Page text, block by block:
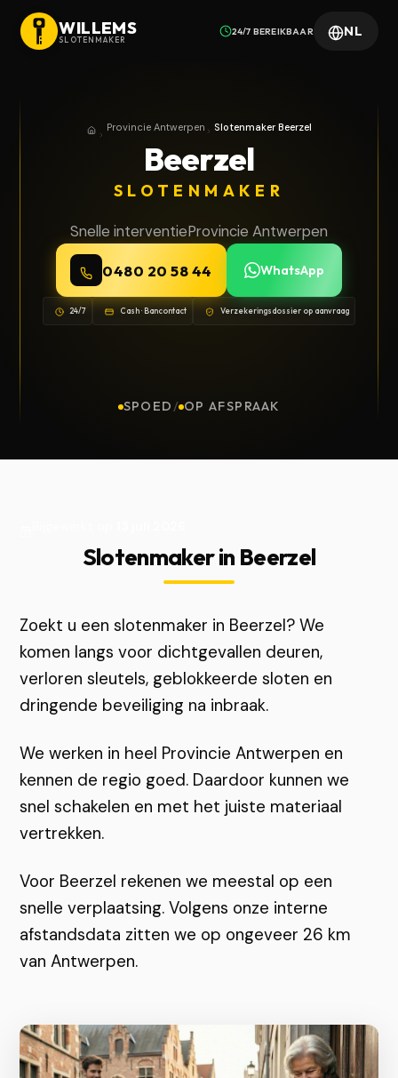
WILLEMS
SLOTENMAKER
24/7 BEREIKBAAR NL
HomeProvincie Antwerpen
Provincie Antwerpen Slotenmaker Beerzel
Beerzel
SLOTENMAKER
Snelle interventieProvincie Antwerpen
0480 20 58 44 WhatsApp
24/7 Cash · Bancontact Verzekeringsdossier op aanvraag
SPOED / OP AFSPRAAK
Slotenmaker in Beerzel
Zoekt u een slotenmaker in Beerzel? We
komen langs voor dichtgevallen deuren,
verloren sleutels, geblokkeerde sloten en
dringende beveiliging na inbraak.
We werken in heel Provincie Antwerpen en
kennen de regio goed. Daardoor kunnen we
snel schakelen en met het juiste materiaal
vertrekken.
Voor Beerzel rekenen we meestal op een
snelle verplaatsing. Volgens onze interne
afstandsdata zitten we op ongeveer 26 km
van Antwerpen.